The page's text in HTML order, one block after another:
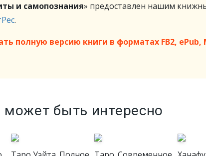
и самопознания» предоставлен нашим
.
полную версию книги в форматах FB2, ePub,
быть интересно